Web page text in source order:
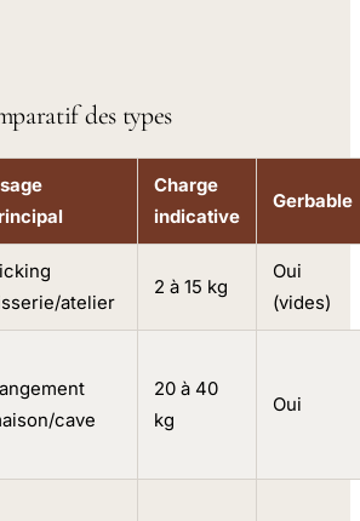
des types
Charge
indicative
Gerbable
atelier
2 à 15 kg
Oui
(vides)
cave
20 à 40
kg
Oui